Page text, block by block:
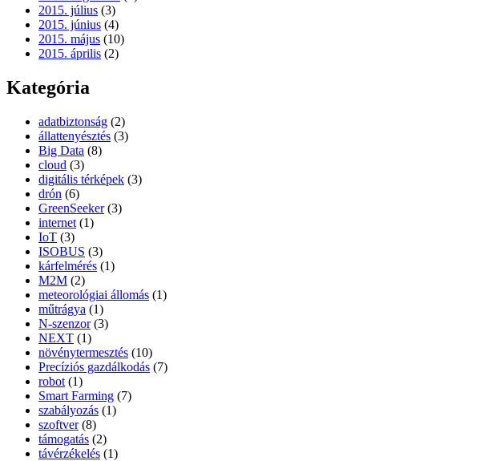
2015. július (3)
2015. június (4)
2015. május (10)
2015. április (2)
Kategória
adatbiztonság (2)
állattenyésztés (3)
Big Data (8)
cloud (3)
digitális térképek (3)
drón (6)
GreenSeeker(3)
internet (1)
IoT (3)
ISOBUS (3)
kárfelmérés (1)
M2M (2)
meteorológiai állomás (1)
műtrágya (1)
N-szenzor(3)
NEXT (1)
növénytermesztés (10)
Precíziós gazdálkodás (7)
robot (1)
Smart Farming (7)
szabályozás (1)
szoftver(8)
támogatás (2)
távérzékelés (1)